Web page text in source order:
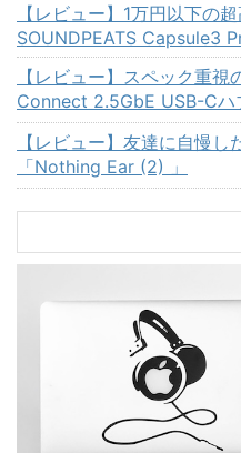
【レビュー】1万円以下の
SOUNDPEATS Capsule3
【レビュー】スペック重
Connect 2.5GbE USB-Cハ
【レビュー】友達に自慢
「Nothing Ear (2) 」